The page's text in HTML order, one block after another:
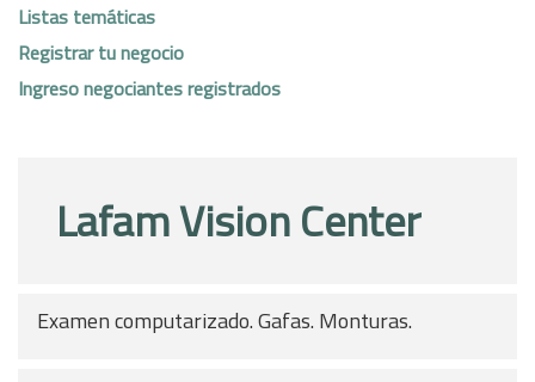
Listas temáticas
Registrar tu negocio
Ingreso negociantes registrados
Lafam Vision Center
Examen computarizado. Gafas. Monturas.